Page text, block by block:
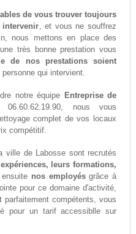
de vous trouver toujours
, et vous ne souffrez
nous mettons en place des
très bonne prestation vous
de nos prestations soient
qui intervient.
notre équipe Entreprise de
nous vous
complet de vos locaux
compétitif.
ville de Labosse sont recrutés
expériences, leurs formations,
nos employésgrâce à
pour ce domaine d'activité,
parfaitement compétents, vous
pour un tarif accessiblle sur